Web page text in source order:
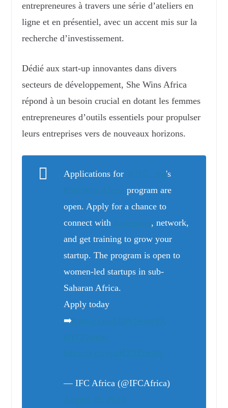
entrepreneures à travers une série d’ateliers en
ligne et en présentiel, avec un accent mis sur la
recherche d’investissement.
Dédié aux start-up innovantes dans divers
secteurs de développement, She Wins Africa
répond à un besoin crucial en dotant les femmes
entrepreneures d’outils essentiels pour propulser
leurs entreprises vers de nouveaux horizons.
Applications for
's
program are
open. Apply for a chance to
connect with
, network,
and get training to grow your
startup. The program is open to
women-led startups in sub-
Saharan Africa.
Apply today
➡️https://t.co/hDWfwavr0X
— IFC Africa (@IFCAfrica)